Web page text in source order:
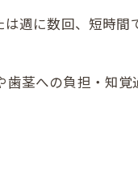
週に数回、短時間
茎への負担・知